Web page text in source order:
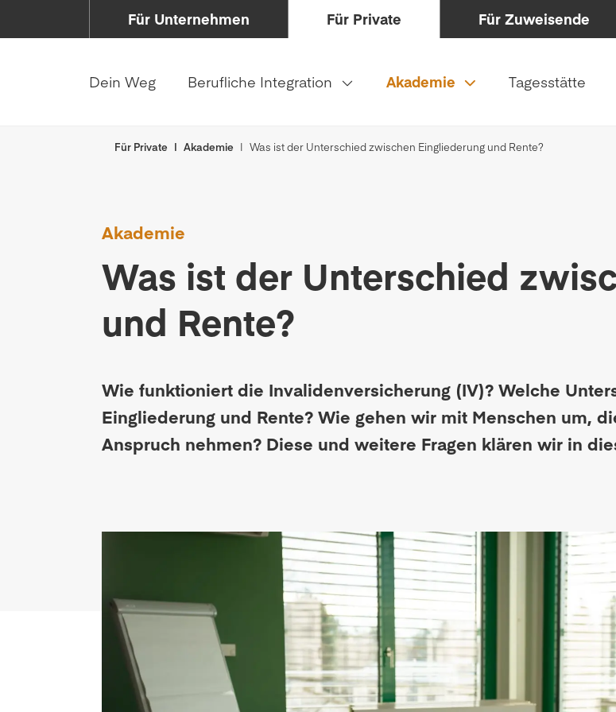
Für Unternehmen Für Private Für Zuweisende
Dein Weg Berufliche Integration Akademie Tagesstätte
Für Private Akademie Was ist der Unterschied zwischen Eingliederung und Rente?
Akademie
Was ist der Unterschied
und Rente?
Wie funktioniert die Invalidenversicherung (IV)? Welche
Eingliederung und Rente? Wie gehen wir mit Menschen um,
Anspruch nehmen? Diese und weitere Fragen klären wir in